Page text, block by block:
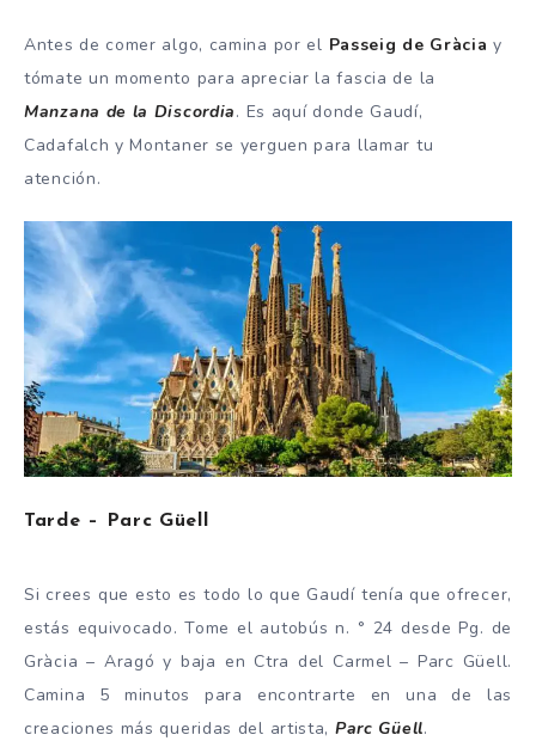
Antes de comer algo, camina por el Passeig de Gràcia y
tómate un momento para apreciar la fascia de la
Manzana de la Discordia. Es aquí donde Gaudí,
Cadafalch y Montaner se yerguen para llamar tu
atención.
Tarde – Parc Güell
Si crees que esto es todo lo que Gaudí tenía que ofrecer,
estás equivocado. Tome el autobús n. ° 24 desde Pg. de
Gràcia – Aragó y baja en Ctra del Carmel – Parc Güell.
Camina 5 minutos para encontrarte en una de las
creaciones más queridas del artista, Parc Güell.